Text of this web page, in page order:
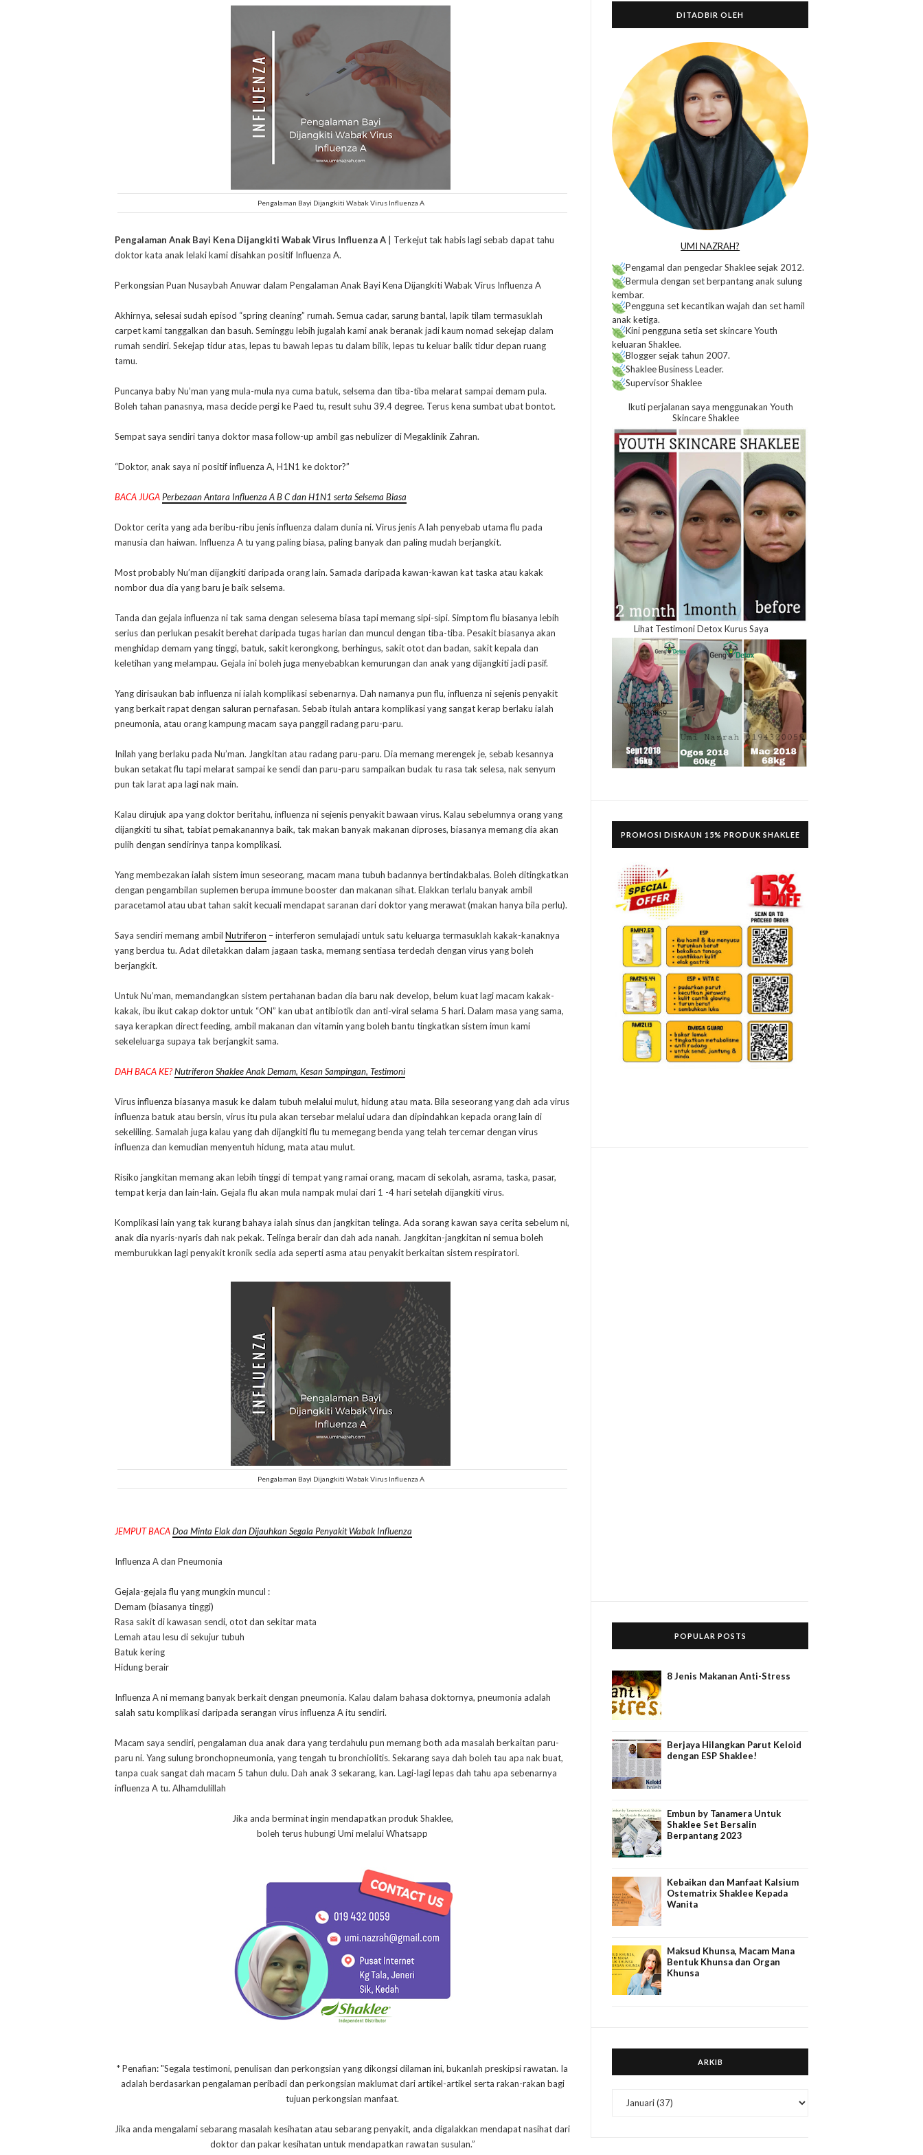
Pengalaman Bayi Dijangkiti Wabak Virus Influenza A
Pengalaman Anak Bayi Kena Dijangkiti Wabak Virus Influenza A | Terkejut tak habis lagi sebab dapat tahu
doktor kata anak lelaki kami disahkan positif Influenza A.
Perkongsian Puan Nusaybah Anuwar dalam Pengalaman Anak Bayi Kena Dijangkiti Wabak Virus Influenza A
Akhirnya, selesai sudah episod “spring cleaning” rumah. Semua cadar, sarung bantal, lapik tilam termasuklah
carpet kami tanggalkan dan basuh. Seminggu lebih jugalah kami anak beranak jadi kaum nomad sekejap dalam
rumah sendiri. Sekejap tidur atas, lepas tu bawah lepas tu dalam bilik, lepas tu keluar balik tidur depan ruang
tamu.
Puncanya baby Nu’man yang mula-mula nya cuma batuk, selsema dan tiba-tiba melarat sampai demam pula.
Boleh tahan panasnya, masa decide pergi ke Paed tu, result suhu 39.4 degree. Terus kena sumbat ubat bontot.
Sempat saya sendiri tanya doktor masa follow-up ambil gas nebulizer di Megaklinik Zahran.
“Doktor, anak saya ni positif influenza A, H1N1 ke doktor?”
BACA JUGA Perbezaan Antara Influenza A B C dan H1N1 serta Selsema Biasa
Doktor cerita yang ada beribu-ribu jenis influenza dalam dunia ni. Virus jenis A lah penyebab utama flu pada
manusia dan haiwan. Influenza A tu yang paling biasa, paling banyak dan paling mudah berjangkit.
Most probably Nu’man dijangkiti daripada orang lain. Samada daripada kawan-kawan kat taska atau kakak
nombor dua dia yang baru je baik selsema.
Tanda dan gejala influenza ni tak sama dengan selesema biasa tapi memang sipi-sipi. Simptom flu biasanya lebih
serius dan perlukan pesakit berehat daripada tugas harian dan muncul dengan tiba-tiba. Pesakit biasanya akan
menghidap demam yang tinggi, batuk, sakit kerongkong, berhingus, sakit otot dan badan, sakit kepala dan
keletihan yang melampau. Gejala ini boleh juga menyebabkan kemurungan dan anak yang dijangkiti jadi pasif.
Yang dirisaukan bab influenza ni ialah komplikasi sebenarnya. Dah namanya pun flu, influenza ni sejenis penyakit
yang berkait rapat dengan saluran pernafasan. Sebab itulah antara komplikasi yang sangat kerap berlaku ialah
pneumonia, atau orang kampung macam saya panggil radang paru-paru.
Inilah yang berlaku pada Nu’man. Jangkitan atau radang paru-paru. Dia memang merengek je, sebab kesannya
bukan setakat flu tapi melarat sampai ke sendi dan paru-paru sampaikan budak tu rasa tak selesa, nak senyum
pun tak larat apa lagi nak main.
Kalau dirujuk apa yang doktor beritahu, influenza ni sejenis penyakit bawaan virus. Kalau sebelumnya orang yang
dijangkiti tu sihat, tabiat pemakanannya baik, tak makan banyak makanan diproses, biasanya memang dia akan
pulih dengan sendirinya tanpa komplikasi.
Yang membezakan ialah sistem imun seseorang, macam mana tubuh badannya bertindakbalas. Boleh ditingkatkan
dengan pengambilan suplemen berupa immune booster dan makanan sihat. Elakkan terlalu banyak ambil
paracetamol atau ubat tahan sakit kecuali mendapat saranan dari doktor yang merawat (makan hanya bila perlu).
Saya sendiri memang ambil Nutriferon – interferon semulajadi untuk satu keluarga termasuklah kakak-kanaknya
yang berdua tu. Adat diletakkan dalam jagaan taska, memang sentiasa terdedah dengan virus yang boleh
berjangkit.
Untuk Nu’man, memandangkan sistem pertahanan badan dia baru nak develop, belum kuat lagi macam kakak-
kakak, ibu ikut cakap doktor untuk “ON” kan ubat antibiotik dan anti-viral selama 5 hari. Dalam masa yang sama,
saya kerapkan direct feeding, ambil makanan dan vitamin yang boleh bantu tingkatkan sistem imun kami
sekeleluarga supaya tak berjangkit sama.
DAH BACA KE?Nutriferon Shaklee Anak Demam, Kesan Sampingan, Testimoni
Virus influenza biasanya masuk ke dalam tubuh melalui mulut, hidung atau mata. Bila seseorang yang dah ada virus
influenza batuk atau bersin, virus itu pula akan tersebar melalui udara dan dipindahkan kepada orang lain di
sekeliling. Samalah juga kalau yang dah dijangkiti flu tu memegang benda yang telah tercemar dengan virus
influenza dan kemudian menyentuh hidung, mata atau mulut.
Risiko jangkitan memang akan lebih tinggi di tempat yang ramai orang, macam di sekolah, asrama, taska, pasar,
tempat kerja dan lain-lain. Gejala flu akan mula nampak mulai dari 1 -4 hari setelah dijangkiti virus.
Komplikasi lain yang tak kurang bahaya ialah sinus dan jangkitan telinga. Ada sorang kawan saya cerita sebelum ni,
anak dia nyaris-nyaris dah nak pekak. Telinga berair dan dah ada nanah. Jangkitan-jangkitan ni semua boleh
memburukkan lagi penyakit kronik sedia ada seperti asma atau penyakit berkaitan sistem respiratori.
Pengalaman Bayi Dijangkiti Wabak Virus Influenza A
JEMPUT BACADoa Minta Elak dan Dijauhkan Segala Penyakit Wabak Influenza
Influenza A dan Pneumonia
Gejala-gejala flu yang mungkin muncul :
Demam (biasanya tinggi)
Rasa sakit di kawasan sendi, otot dan sekitar mata
Lemah atau lesu di sekujur tubuh
Batuk kering
Hidung berair
Influenza A ni memang banyak berkait dengan pneumonia. Kalau dalam bahasa doktornya, pneumonia adalah
salah satu komplikasi daripada serangan virus influenza A itu sendiri.
Macam saya sendiri, pengalaman dua anak dara yang terdahulu pun memang both ada masalah berkaitan paru-
paru ni. Yang sulung bronchopneumonia, yang tengah tu bronchiolitis. Sekarang saya dah boleh tau apa nak buat,
tanpa cuak sangat dah macam 5 tahun dulu. Dah anak 3 sekarang, kan. Lagi-lagi lepas dah tahu apa sebenarnya
influenza A tu. Alhamdulillah
Jika anda berminat ingin mendapatkan produk Shaklee,
boleh terus hubungi Umi melalui Whatsapp
* Penafian: "Segala testimoni, penulisan dan perkongsian yang dikongsi dilaman ini, bukanlah preskipsi rawatan. Ia
adalah berdasarkan pengalaman peribadi dan perkongsian maklumat dari artikel-artikel serta rakan-rakan bagi
tujuan perkongsian manfaat.
Jika anda mengalami sebarang masalah kesihatan atau sebarang penyakit, anda digalakkan mendapat nasihat dari
doktor dan pakar kesihatan untuk mendapatkan rawatan susulan.”
r
DITADBIR OLEH
UMI NAZRAH?
Pengamal dan pengedar Shaklee sejak 2012.
Bermula dengan set berpantang anak sulung
kembar.
Pengguna set kecantikan wajah dan set hamil
anak ketiga.
Kini pengguna setia set skincare Youth
keluaran Shaklee.
Blogger sejak tahun 2007.
Shaklee Business Leader.
Supervisor Shaklee
Ikuti perjalanan saya menggunakan Youth
Skincare Shaklee
Lihat Testimoni Detox Kurus Saya
PROMOSI DISKAUN 15% PRODUK SHAKLEE
POPULAR POSTS
8 Jenis Makanan Anti-Stress
Berjaya Hilangkan Parut Keloid
dengan ESP Shaklee!
Embun by Tanamera Untuk
Shaklee Set Bersalin
Berpantang 2023
Kebaikan dan Manfaat Kalsium
Ostematrix Shaklee Kepada
Wanita
Maksud Khunsa, Macam Mana
Bentuk Khunsa dan Organ
Khunsa
ARKIB